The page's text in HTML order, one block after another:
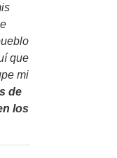
que
mi
de
los